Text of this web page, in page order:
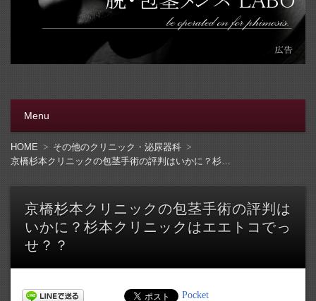
Menu
コンテンツへ移動
HOME
その他のクリニック・泌尿器科
京橋杉本クリニックの包茎手術の評判は
いかに？杉本クリニックはエエトコでっ
せ？？
Pocket